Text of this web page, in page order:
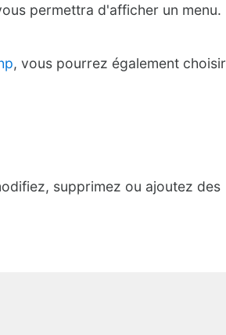
permettra d'afficher un menu.
, vous pourrez également choisir
supprimez ou ajoutez des